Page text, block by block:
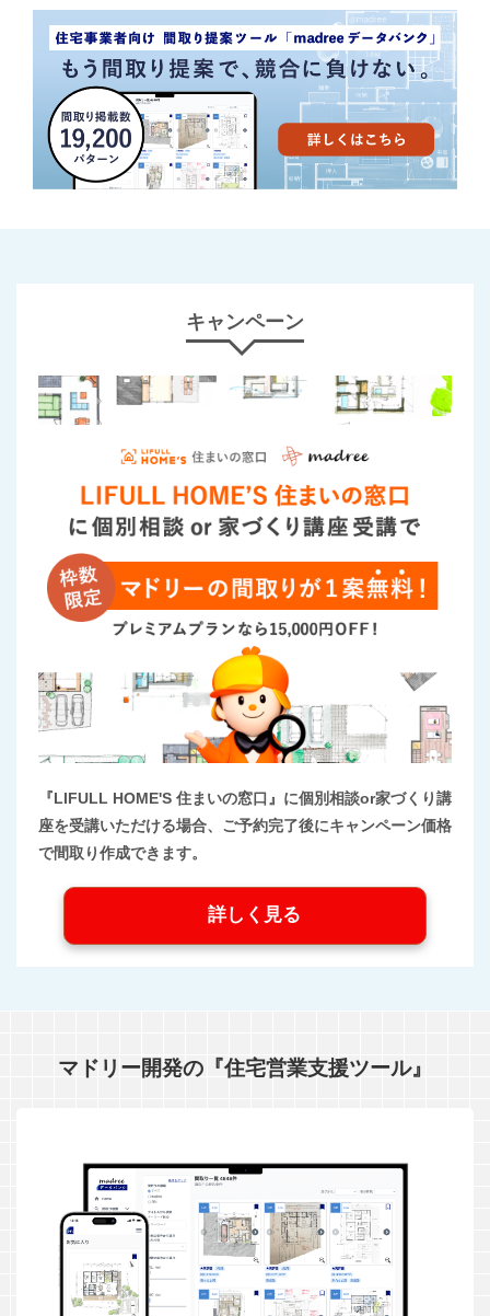
キャンペーン
『LIFULL HOME'S 住まいの窓口』に個別相談or家づくり講
座を受講いただける場合、ご予約完了後にキャンペーン価格
で間取り作成できます。
詳しく見る
マドリー開発の『住宅営業支援ツール』